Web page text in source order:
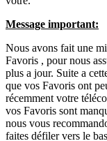
Message important:
Nous avons fait une
Favoris , pour nous
plus a jour. Suite a
que vos Favoris ont
récemment votre
vos Favoris sont
nous vous
faites défiler vers le